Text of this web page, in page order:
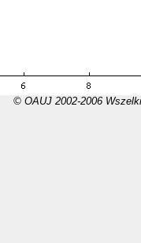
© OAUJ 2002-2006